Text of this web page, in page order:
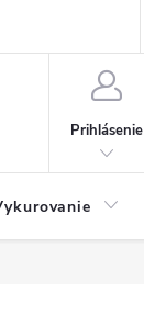
Prihlásenie